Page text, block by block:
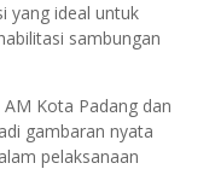
yang ideal untuk
sambungan
Kota Padang dan
gambaran nyata
pelaksanaan